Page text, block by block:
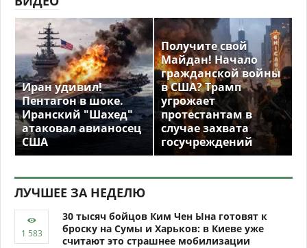
Иран удивил!
Пентагон в шоке.
Иранский "Шахед"
атаковал авианосец
США
Получите свой
Майдан! Начало
гражданской войны
в США? Трамп
угрожает
протестантам в
случае захвата
госучреждений
ЛУЧШЕЕ ЗА НЕДЕЛЮ
30 тысяч бойцов Ким Чен Ына готовят к
броску на Сумы и Харьков: в Киеве уже
считают это страшнее мобилизации